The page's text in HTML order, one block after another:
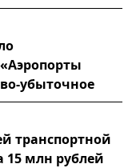
убыточное
транспортной
15 млн рублей